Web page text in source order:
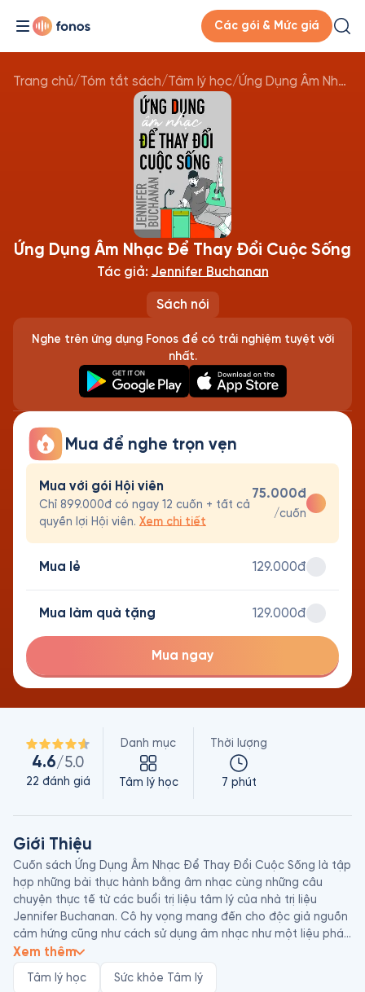
Các gói & Mức giá
Trang chủ/Tóm tắt sách/Tâm lý học/ Ứng Dụng Âm Nhạc Để Thay Đổi Cuộc Sống
Sách nói
Ứng Dụng Âm Nhạc Để Thay Đổi Cuộc Sống
Tác giả: Jennifer Buchanan
Nghe trên ứng dụng Fonos để có trải nghiệm tuyệt vời
nhất.
Mua để nghe trọn vẹn
Mua với gói Hội viên
Chỉ 899.000đ có ngay 12 cuốn + tất cả
quyền lợi Hội viên. Xem chi tiết
75.000đ
/cuốn
Mua lẻ 129.000đ
Mua làm quà tặng 129.000đ
Mua ngay
4.6/5.0
22 đánh giá
Danh mục
Tâm lý học
Thời lượng
7 phút
Giới Thiệu
Cuốn sách Ứng Dụng Âm Nhạc Để Thay Đổi Cuộc Sống là tập
hợp những bài thực hành bằng âm nhạc cùng những câu
chuyện thực tế từ các buổi trị liệu tâm lý của nhà trị liệu
Jennifer Buchanan. Cô hy vọng mang đến cho độc giả nguồn
cảm hứng cũng như cách sử dụng âm nhạc như một liệu pháp
tâm lý hiệu quả vừa gần gũi vừa dễ ứng dụng.
Xem thêm
Tâm lý học Sức khỏe Tâm lý